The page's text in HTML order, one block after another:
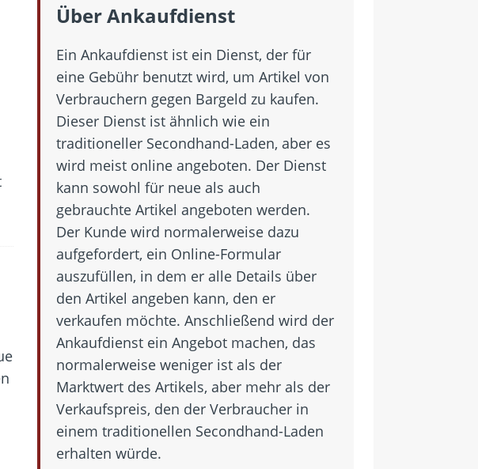
Opfer
Über Ankaufdienst
Ein Ankaufdienst ist ein Dienst, der für
eine Gebühr benutzt wird, um Artikel von
Verbrauchern gegen Bargeld zu kaufen.
Dieser Dienst ist ähnlich wie ein
traditioneller Secondhand-Laden, aber es
wird meist online angeboten. Der Dienst
kann sowohl für neue als auch
gebrauchte Artikel angeboten werden.
Der Kunde wird normalerweise dazu
aufgefordert, ein Online-Formular
auszufüllen, in dem er alle Details über
den Artikel angeben kann, den er
verkaufen möchte. Anschließend wird der
Ankaufdienst ein Angebot machen, das
normalerweise weniger ist als der
Marktwert des Artikels, aber mehr als der
Verkaufspreis, den der Verbraucher in
einem traditionellen Secondhand-Laden
erhalten würde.